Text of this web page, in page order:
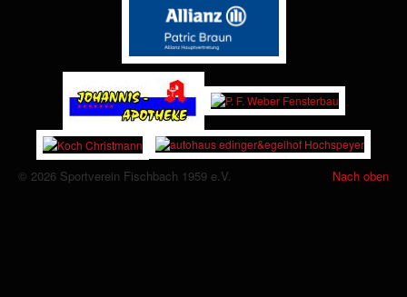
Nach oben
© 2026 Sportverein Fischbach 1959 e.V.